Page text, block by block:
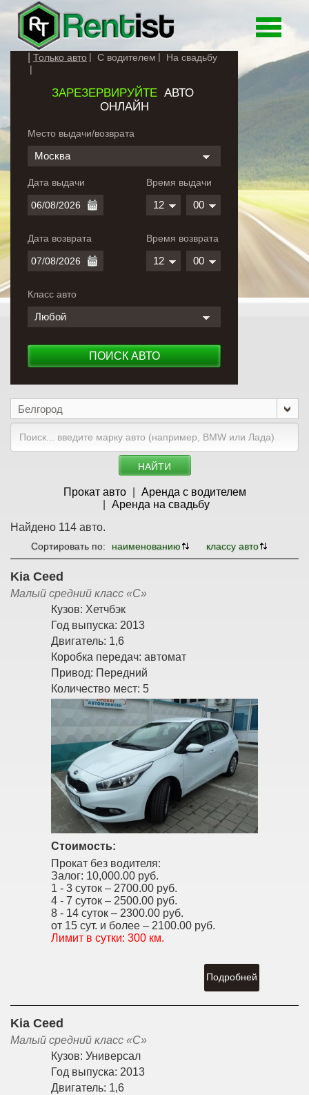
Toggle
Только авто С водителем На свадьбу
ЗАРЕЗЕРВИРУЙТЕАВТО
ОНЛАЙН
Место выдачи/возврата
Москва
Дата выдачи
Дата возврата
Время выдачи
12 00
Время возврата
12 00
Класс авто
Любой
ПОИСК АВТО
Белгород
НАЙТИ
Прокат авто
Аренда с водителем
Аренда на свадьбу
Найдено 114 авто.
Сортировать по: наименованию классу авто
Kia Ceed
Малый средний класс «С»
Кузов: Хетчбэк
Год выпуска: 2013
Двигатель: 1,6
Коробка передач: автомат
Привод: Передний
Количество мест: 5
Стоимость:
Прокат без водителя:
Залог: 10,000.00 руб.
1 - 3 суток – 2700.00 руб.
4 - 7 суток – 2500.00 руб.
8 - 14 суток – 2300.00 руб.
от 15 сут. и более – 2100.00 руб.
Лимит в сутки: 300 км.
Подробней
Kia Ceed
Малый средний класс «С»
Кузов: Универсал
Год выпуска: 2013
Двигатель: 1,6